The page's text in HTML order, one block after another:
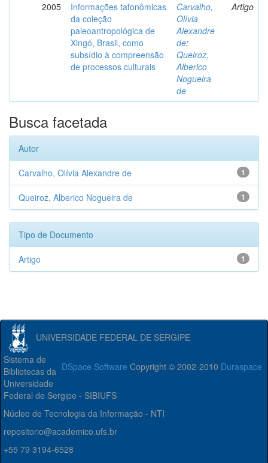
2005
Informações tafonômicas
da coleção
paleoantropológica de
Xingó, Brasil, como
subsídio à compreensão
de processos culturais
Carvalho,
Olívia
Alexandre
de;
Queiroz,
Alberico
Nogueira
de
Artigo
Busca facetada
Autor
1
Carvalho, Olívia Alexandre de
1
Queiroz, Alberico Nogueira de
Tipo de Documento
1
Artigo
UNIVERSIDADE FEDERAL DE SERGIPE
DSpace Software Copyright © 2002-2010 Duraspace
Sistema de
Bibliotecas da
Universidade
Federal de Sergipe - SIBIUFS
Núcleo de Tecnologia da Informação - NTI
repositorio@academico.ufs.br
+55 79 3194-6528